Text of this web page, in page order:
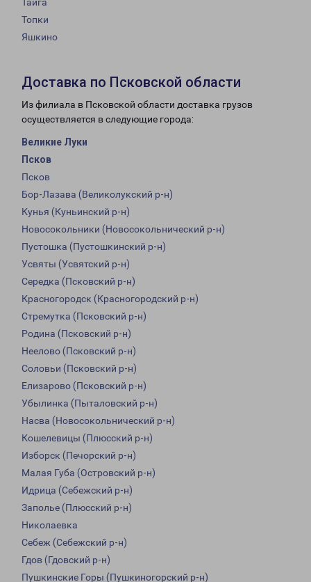
Тайга
Топки
Яшкино
Доставка по Псковской области
Из филиала в Псковской области доставка грузов
осуществляется в следующие города:
Великие Луки
Псков
Псков
Бор-Лазава (Великолукский р-н)
Кунья (Куньинский р-н)
Новосокольники (Новосокольнический р-н)
Пустошка (Пустошкинский р-н)
Усвяты (Усвятский р-н)
Середка (Псковский р-н)
Красногородск (Красногородский р-н)
Стремутка (Псковский р-н)
Родина (Псковский р-н)
Неелово (Псковский р-н)
Соловьи (Псковский р-н)
Елизарово (Псковский р-н)
Убылинка (Пыталовский р-н)
Насва (Новосокольнический р-н)
Кошелевицы (Плюсский р-н)
Изборск (Печорский р-н)
Малая Губа (Островский р-н)
Идрица (Себежский р-н)
Заполье (Плюсский р-н)
Николаевка
Себеж (Себежский р-н)
Гдов (Гдовский р-н)
Пушкинские Горы (Пушкиногорский р-н)